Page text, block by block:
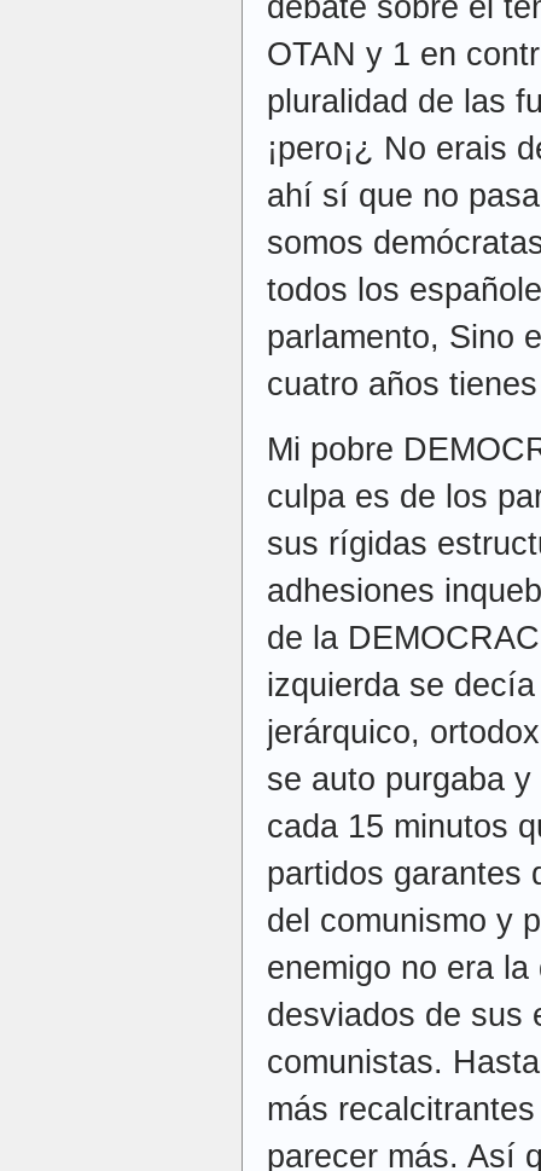
OTAN y 1 en
pluralidad de las
¡pero¡¿ No erais
ahí sí que no
somos
todos los
parlamento, Sino
cuatro años
Mi pobre
culpa es de los
sus rígidas
adhesiones
de la
izquierda se
jerárquico,
se auto purgaba
cada 15 minutos
partidos garantes
del comunismo y
enemigo no era
desviados de sus
comunistas.
más
parecer más. Así